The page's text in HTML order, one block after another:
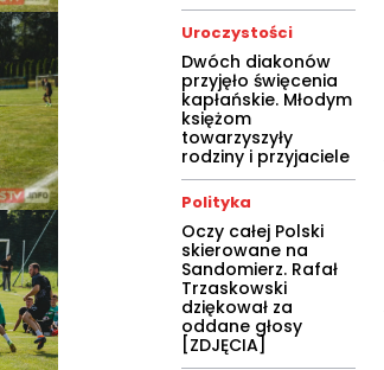
Uroczystości
Dwóch diakonów
przyjęło święcenia
kapłańskie. Młodym
księżom
towarzyszyły
rodziny i przyjaciele
Polityka
Oczy całej Polski
skierowane na
Sandomierz. Rafał
Trzaskowski
dziękował za
oddane głosy
[ZDJĘCIA]